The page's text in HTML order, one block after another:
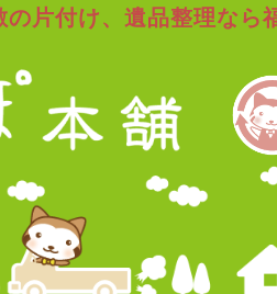
片付け、遺品整理なら